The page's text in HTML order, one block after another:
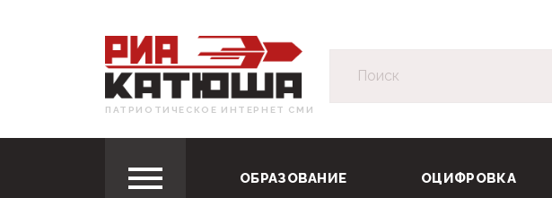
ПАТРИОТИЧЕСКОЕ ИНТЕРНЕТ СМИ
ОБРАЗОВАНИЕ ОЦИФРОВКА